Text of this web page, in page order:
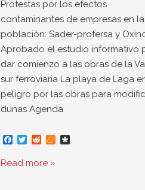
Protestas por los efectos
contaminantes de empresas en la
población: Sader-profersa y
Aprobado el estudio informativo
dar comienzo a las obras de la
sur ferroviaria La playa de Laga
peligro por las obras para
dunas Agenda
F
c
e
T
i
t
R
d
d
M
Read more »